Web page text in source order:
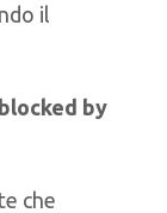
il
by
che